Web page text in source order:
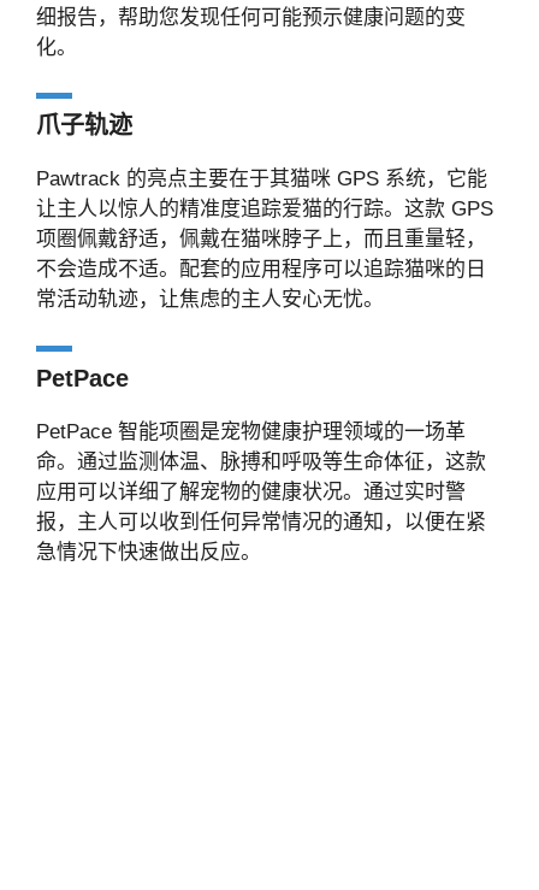
细报告，帮助您发现任何可能预示健康问题的变
化。
爪子轨迹
Pawtrack 的亮点主要在于其猫咪 GPS 系统，它能
让主人以惊人的精准度追踪爱猫的行踪。这款 GPS
项圈佩戴舒适，佩戴在猫咪脖子上，而且重量轻，
不会造成不适。配套的应用程序可以追踪猫咪的日
常活动轨迹，让焦虑的主人安心无忧。
PetPace
PetPace 智能项圈是宠物健康护理领域的一场革
命。通过监测体温、脉搏和呼吸等生命体征，这款
应用可以详细了解宠物的健康状况。通过实时警
报，主人可以收到任何异常情况的通知，以便在紧
急情况下快速做出反应。